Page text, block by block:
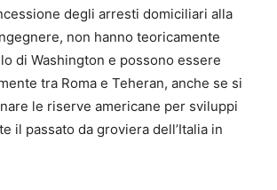
degli arresti domiciliari alla
non hanno teoricamente
di Washington e possono essere
tra Roma e Teheran, anche se si
le riserve americane per sviluppi
il passato da groviera dell’Italia in